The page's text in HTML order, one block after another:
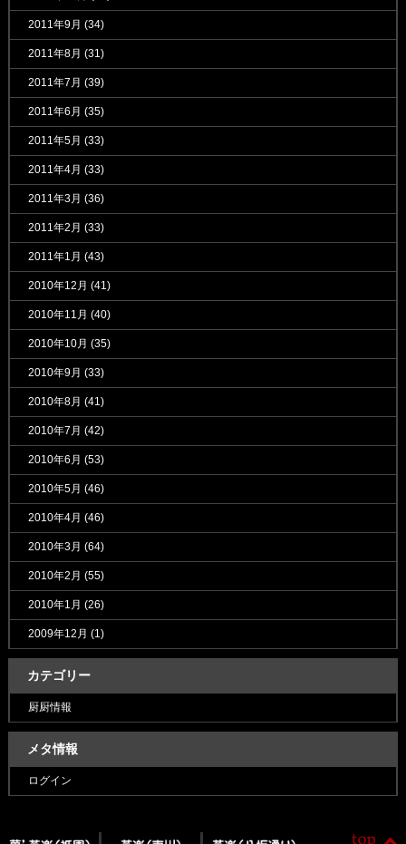
2011年9月 (34)
2011年8月 (31)
2011年7月 (39)
2011年6月 (35)
2011年5月 (33)
2011年4月 (33)
2011年3月 (36)
2011年2月 (33)
2011年1月 (43)
2010年12月 (41)
2010年11月 (40)
2010年10月 (35)
2010年9月 (33)
2010年8月 (41)
2010年7月 (42)
2010年6月 (53)
2010年5月 (46)
2010年4月 (46)
2010年3月 (64)
2010年2月 (55)
2010年1月 (26)
2009年12月 (1)
カテゴリー
厨厨情報
メタ情報
ログイン